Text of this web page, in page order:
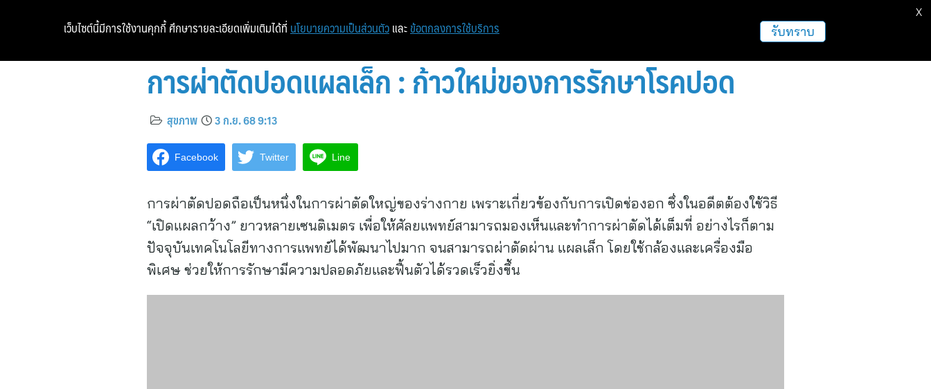
หน้าแรก ท่องเที่ยว ฝากข่าวประชาสัมพันธ์
การผ่าตัดปอดแผลเล็ก : ก้าวใหม่ของการรักษาโรคปอด
สุขภาพ 3 ก.ย. 68 9:13
Facebook Twitter Line
การผ่าตัดปอดถือเป็นหนึ่งในการผ่าตัดใหญ่ของร่างกาย เพราะเกี่ยวข้องกับการเปิดช่องอก ซึ่งในอดีตต้องใช้วิธี
“เปิดแผลกว้าง” ยาวหลายเซนติเมตร เพื่อให้ศัลยแพทย์สามารถมองเห็นและทำการผ่าตัดได้เต็มที่ อย่างไรก็ตาม
ปัจจุบันเทคโนโลยีทางการแพทย์ได้พัฒนาไปมาก จนสามารถผ่าตัดผ่าน แผลเล็ก โดยใช้กล้องและเครื่องมือ
พิเศษ ช่วยให้การรักษามีความปลอดภัยและฟื้นตัวได้รวดเร็วยิ่งขึ้น
เว็บไซต์นี้มีการใช้งานคุกกี้ ศึกษารายละเอียดเพิ่มเติมได้ที่ นโยบายความเป็นส่วนตัว และ ข้อตกลงการใช้บริการ รับทราบ
X